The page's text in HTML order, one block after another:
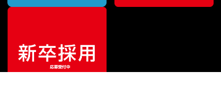
販売価格¥25,080（税込）